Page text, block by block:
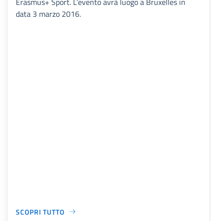
data 3 marzo 2016.
SCOPRI TUTTO